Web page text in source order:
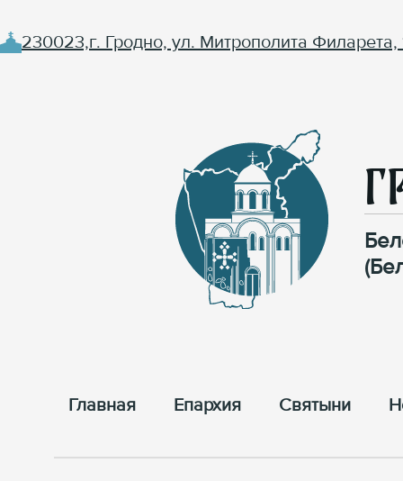
230023,г. Гродно, ул. Митрополита Филарета,
Главная Епархия Cвятыни